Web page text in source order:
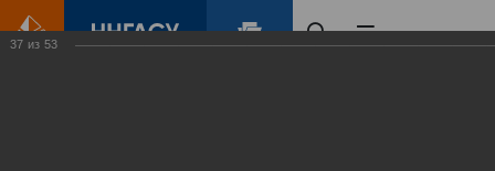
37 из 53